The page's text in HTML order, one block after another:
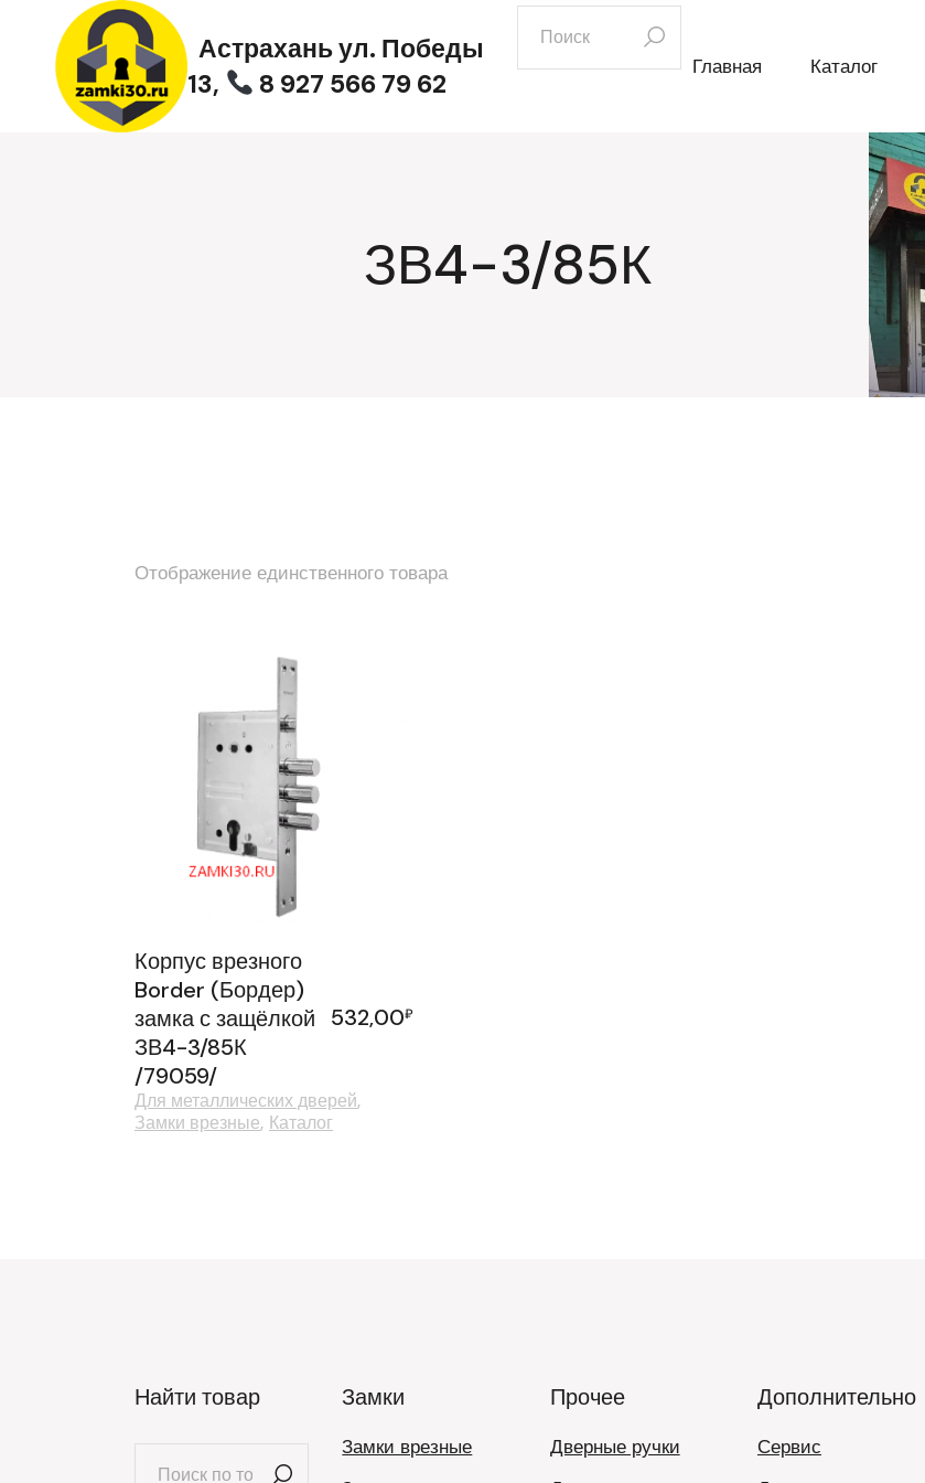
содержимому
Астрахань ул. Победы
13,
8 927 566 79 62
искать:
Главная Каталог
ЗВ4-3/85К
Отображение единственного товара
Корпус врезного
Border (Бордер)
замка с защёлкой
ЗВ4-3/85К
/79059/
532,00₽
Для металлических дверей
Замки врезные Каталог
Найти товар Замки
Замки врезные
Прочее
Дверные ручки
Дополнительно
Сервис